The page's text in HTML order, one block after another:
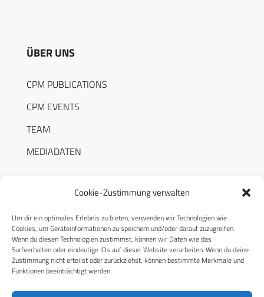
Cookie-Zustimmung verwalten
Um dir ein optimales Erlebnis zu bieten, verwenden wir Technologien wie
Cookies, um Geräteinformationen zu speichern und/oder darauf zuzugreifen.
Wenn du diesen Technologien zustimmst, können wir Daten wie das
Surfverhalten oder eindeutige IDs auf dieser Website verarbeiten. Wenn du deine
Zustimmung nicht erteilst oder zurückziehst, können bestimmte Merkmale und
Funktionen beeinträchtigt werden.
ÜBER UNS
CPM PUBLICATIONS
CPM EVENTS
TEAM
MEDIADATEN
RECHTLICHES
Datenschutzerklärung
Cookie-Richtlinie (EU)